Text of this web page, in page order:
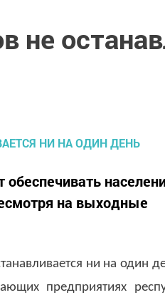
не
на выходные
ни на один
предприятиях